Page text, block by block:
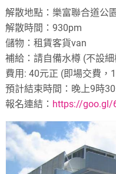
解散地點：樂富聯合道公
解散時間：930pm
儲物：租賃客貨van
補給：請自備水樽 (不設
費用: 40元正 (即場交費，
預計結束時間：晚上9時
報名連結： https://goo.gl/